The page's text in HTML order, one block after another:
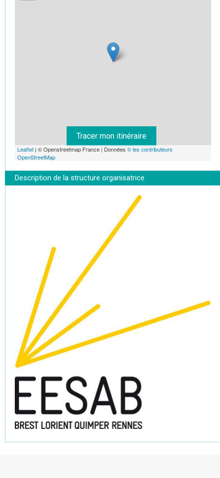
Leaflet | © Openstreetmap France | Données © les contributeurs
OpenStreetMap
Tracer mon itinéraire
Description de la structure organisatrice